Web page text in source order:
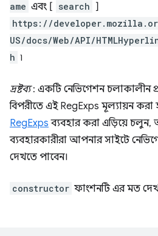
ame এবং [ search ]
https://
US/docs/Web/API/
h ৷
দ্রষ্টব্য: একটি নেভিগেশন চলাকালীন
বিপরীতে এই RegExps মূল্যায়ন করা
RegExps ব্যবহার করা এড়িয়ে
ব্যবহারকারীরা আপনার সাইটে
দেখতে পাবেন।
constructor ফাংশনটি এর মত